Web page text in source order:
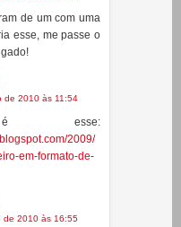
de 2010 às 21:53
de um com uma
esse, me passe o
de 2010 às 11:54
esse:
2009/
em-formato-de-